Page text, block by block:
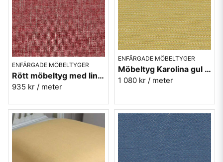
ENFÄRGADE MÖBELTYGER
Rött möbeltyg med lin - Hanna nr.1
935 kr / meter
ENFÄRGADE MÖBELTYGER
Möbeltyg Karolina gul nr.10 - C Malmstens-kvalitet
1 080 kr / meter